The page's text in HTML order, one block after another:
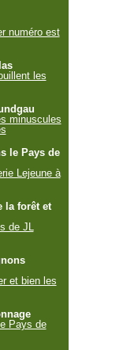
numéro est
les
minuscules
le Pays de
Lejeune à
la forêt et
de JL
et bien les
Pays de